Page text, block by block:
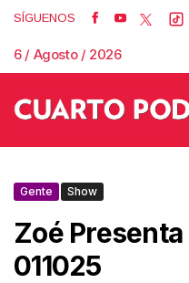
SÍGUENOS
6 / Agosto / 2026
Gente Show
Zoé Presenta
011025